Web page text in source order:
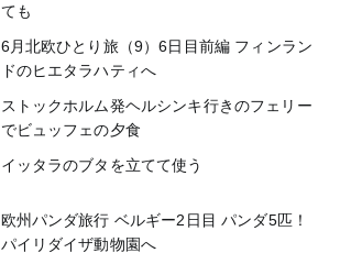
ても
6月北欧ひとり旅（9）6日目前編 フィンラン
ドのヒエタラハティへ
ストックホルム発ヘルシンキ行きのフェリー
でビュッフェの夕食
イッタラのブタを立てて使う
欧州パンダ旅行 ベルギー2日目 パンダ5匹！
パイリダイザ動物園へ